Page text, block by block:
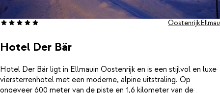
Hotel Der Bär
OostenrijkEllmau
Hotel Der Bär ligt in Ellmauin Oostenrijk en is een stijlvol en luxe
viersterrenhotel met een moderne, alpine uitstraling. Op
ongeveer 600 meter van de piste en 1,6 kilometer van de